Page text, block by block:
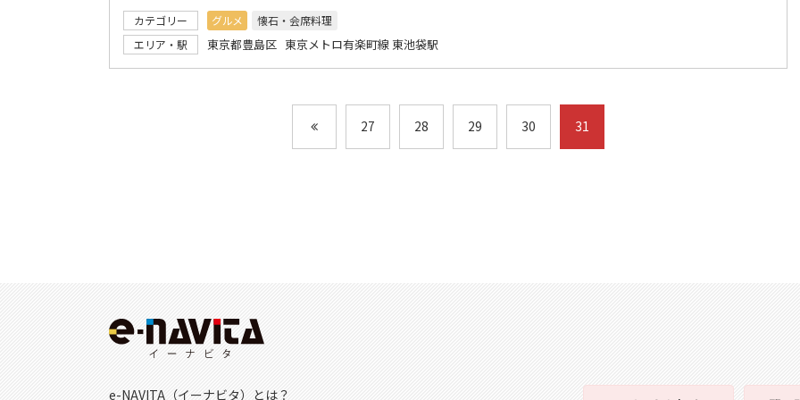
カテゴリー グルメ
懐石・会席料理
エリア・駅
東京都豊島区 東京メトロ有楽町線 東池袋駅
27 28 29 30 31
e-NAVITA（イーナビタ）とは？